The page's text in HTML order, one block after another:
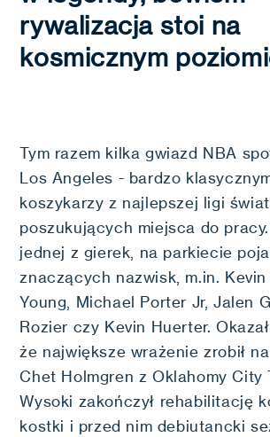
rywalizacja stoi na
kosmicznym
Tym razem kilka gwiazd NBA
Los Angeles - bardzo
koszykarzy z najlepszej ligi
poszukujących miejsca do
jednej z gierek, na parkiecie
znaczących nazwisk, m.in.
Young, Michael Porter Jr, Jalen
Rozier czy Kevin Huerter.
że największe wrażenie zrobił
Chet Holmgren z Oklahomy City
Wysoki zakończył rehabilitację
kostki i przed nim debiutancki